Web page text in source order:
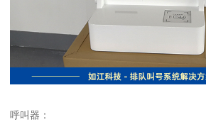
呼叫器：